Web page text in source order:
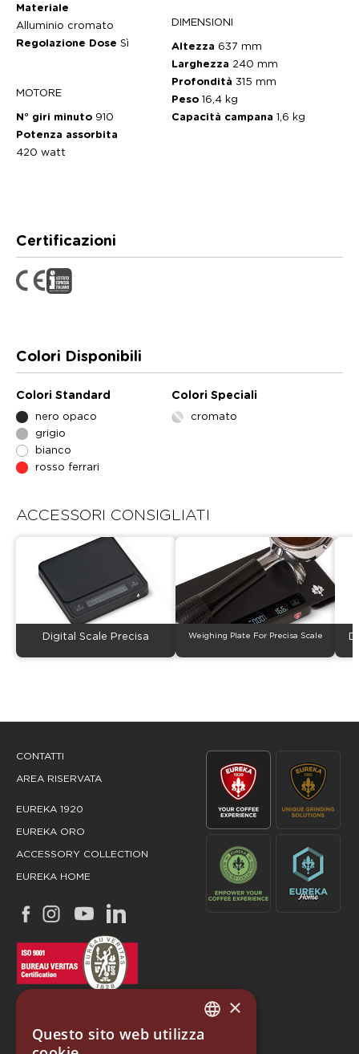
Materiale
Alluminio cromato
Regolazione Dose Sì
MOTORE
N° giri minuto 910
Potenza assorbita
420 watt
DIMENSIONI
Altezza 637 mm
Larghezza 240 mm
Profondità 315 mm
Peso 16,4 kg
Capacità campana 1,6 kg
Certificazioni
Colori Disponibili
Colori Standard
nero opaco
grigio
bianco
rosso ferrari
Colori Speciali
cromato
ACCESSORI CONSIGLIATI
Digital Scale Precisa Weighing Plate For Precisa Scale
CONTATTI
AREA RISERVATA
EUREKA 1920
EUREKA ORO
ACCESSORY COLLECTION
EUREKA HOME
×
Questo sito web utilizza